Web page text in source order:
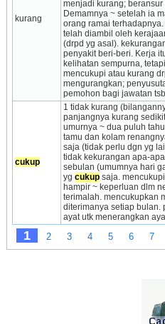
kurang
menjadi kurang;
Demamnya ~ setelah ia
orang ramai
telah diambil oleh
(drpd yg asal).
penyakit beri-beri. Kerja
kelihatan sempurna,
mencukupi atau kurang
mengurangkan;
pemohon bagi jawatan
cukup
1 tidak kurang
panjangnya kurang
umurnya ~ dua puluh
tamu dan kolam
saja (tidak perlu dgn yg
tidak kekurangan apa-
sebulan (umumnya hari
yg cukup saja.
hampir ~ keperluan dlm
terimalah. mencukupkan
diterima­nya setiap bulan.
ayat utk me­nerangkan
1 2 3 4 5 6 7